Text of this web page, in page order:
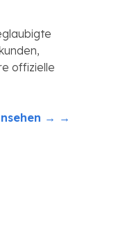
offizielle
→ →